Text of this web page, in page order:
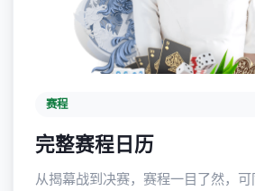
赛程
完整赛程日历
从揭幕战到决赛，赛程一目了然，可